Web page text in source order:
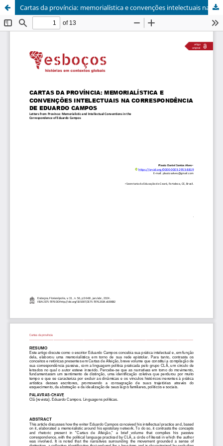
Cartas da província: memorialística e convenções intelectuais na correspondência de Eduardo Campos